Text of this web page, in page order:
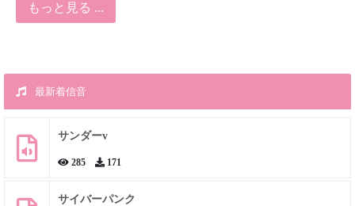
もっと見る ...
最新着信音
サンダーv
285 171
サイバーパンク